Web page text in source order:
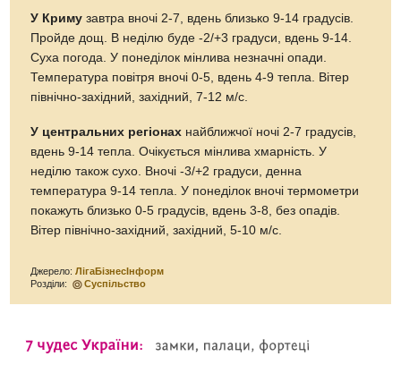
У Криму завтра вночі 2-7, вдень близько 9-14 градусів.
Пройде дощ. В неділю буде -2/+3 градуси, вдень 9-14.
Суха погода. У понеділок мінлива незначні опади.
Температура повітря вночі 0-5, вдень 4-9 тепла. Вітер
північно-західний, західний, 7-12 м/с.
У центральних регіонах найближчої ночі 2-7 градусів,
вдень 9-14 тепла. Очікується мінлива хмарність. У
неділю також сухо. Вночі -3/+2 градуси, денна
температура 9-14 тепла. У понеділок вночі термометри
покажуть близько 0-5 градусів, вдень 3-8, без опадів.
Вітер північно-західний, західний, 5-10 м/с.
Джерело:ЛігаБізнесІнформ
Розділи:
Суспільство